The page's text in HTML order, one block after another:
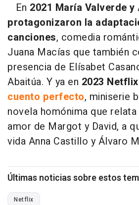
En 2021 María Valverde y
protagonizaron la
canciones, comedia
Juana Macías que también
presencia de Elísabet
Abaitúa. Y ya en 2023
cuento perfecto, miniserie
novela homónima que
amor de Margot y David, a
vida Anna Castillo y Álvaro
Últimas noticias sobre estos
Netflix